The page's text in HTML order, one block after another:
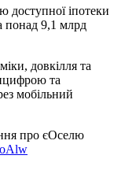
доступної іпотеки
понад 9,1 млрд
довкілля та
та
мобільний
про єОселю